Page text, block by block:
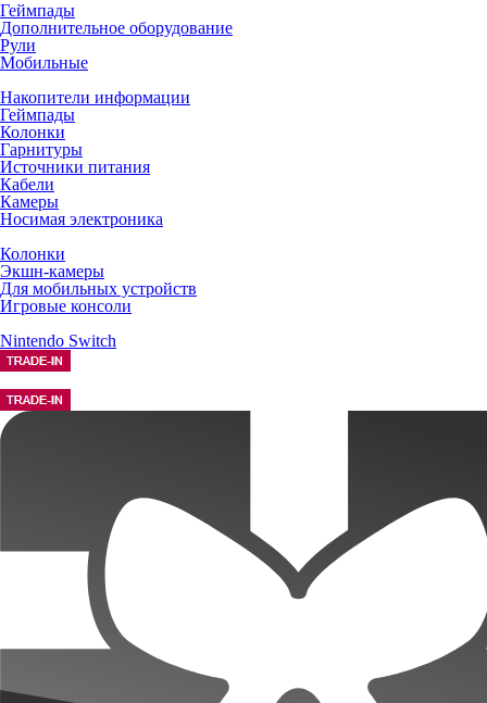
Геймпады
Дополнительное оборудование
Рули
Мобильные
Накопители информации
Геймпады
Колонки
Гарнитуры
Источники питания
Кабели
Камеры
Носимая электроника
Колонки
Экшн-камеры
Для мобильных устройств
Игровые консоли
Nintendo Switch